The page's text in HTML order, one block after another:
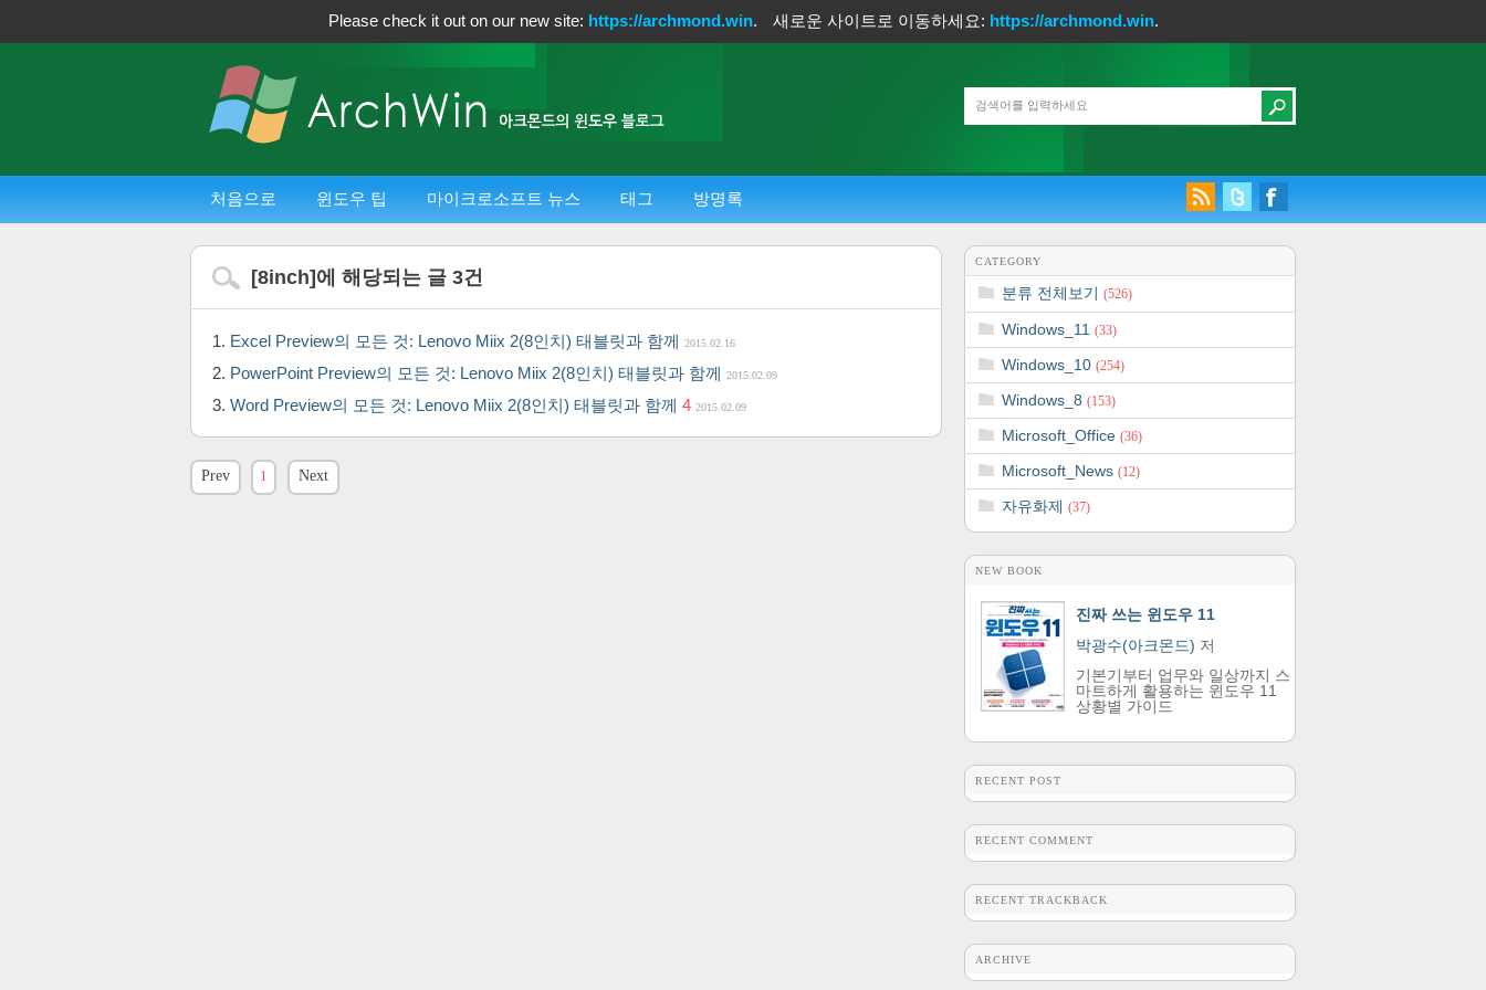
Please check it out on our new site: https://archmond.win. 새로운 사이트로 이동하세요: https://archmond.win.
처음으로 윈도우 팁 마이크로소프트 뉴스 태그 방명록
[8inch]에 해당되는 글 3건
Excel Preview의 모든 것: Lenovo Miix 2(8인치) 태블릿과 함께 2015.02.16
PowerPoint Preview의 모든 것: Lenovo Miix 2(8인치) 태블릿과 함께 2015.02.09
Word Preview의 모든 것: Lenovo Miix 2(8인치) 태블릿과 함께 4 2015.02.09
Prev 1 Next
CATEGORY
분류 전체보기 (526)
Windows_11 (33)
Windows_10 (254)
Windows_8 (153)
Microsoft_Office (36)
Microsoft_News (12)
자유화제 (37)
NEW BOOK
진짜 쓰는 윈도우 11
박광수(아크몬드) 저
기본기부터 업무와 일상까지 스
마트하게 활용하는 윈도우 11
상황별 가이드
RECENT POST
RECENT COMMENT
RECENT TRACKBACK
ARCHIVE